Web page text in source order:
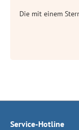
Die mit einem
Service-Hotline